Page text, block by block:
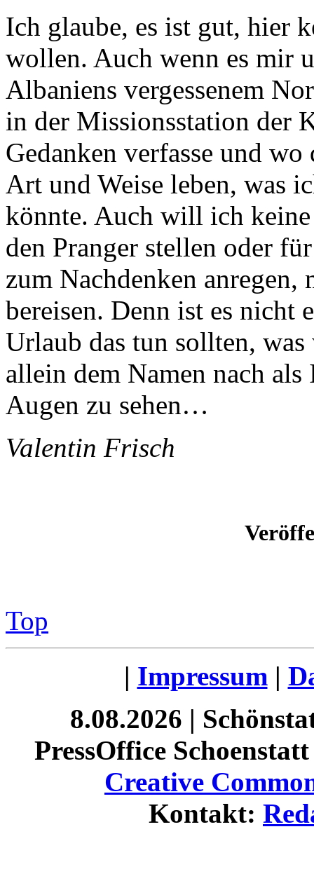
Ich glaube, es ist gut, hier
wollen. Auch wenn es mir
Albaniens vergessenem
in der Missionsstation der
Gedanken verfasse und
Art und Weise leben, was
könnte. Auch will ich keine
den Pranger stellen oder
zum Nachdenken
bereisen. Denn ist es nicht
Urlaub das tun sollten,
allein dem Namen nach
Augen zu sehen…
Valentin Frisch
Top
| Impressum|
8.08.2026 |
PressOffice
Creative
Kontakt: